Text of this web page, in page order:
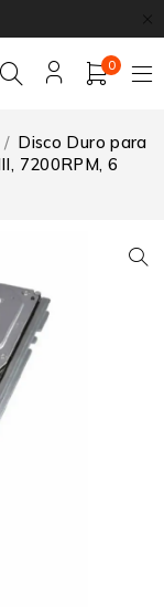
0
/ Disco Duro para
7200RPM, 6